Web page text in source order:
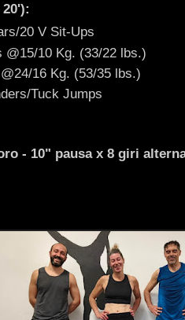
:
20 V Sit-Ups
@15/10 Kg. (33/22 lbs.)
16 Kg. (53/35 lbs.)
Tuck Jumps
- 10" pausa x 8 giri